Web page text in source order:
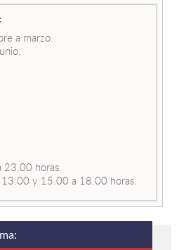
a marzo.
23.00 horas.
13.00 y 15.00 a 18.00 horas.